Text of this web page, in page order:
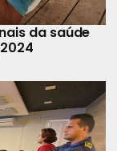
da saúde